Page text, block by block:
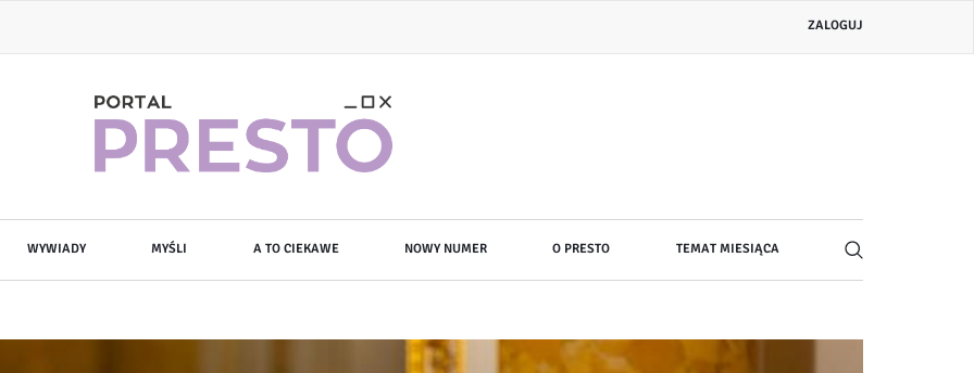
Menu
konta
ZALOGUJ
WYWIADY MYŚLI A TO CIEKAWE NOWY NUMER O PRESTO TEMAT MIESIĄCA